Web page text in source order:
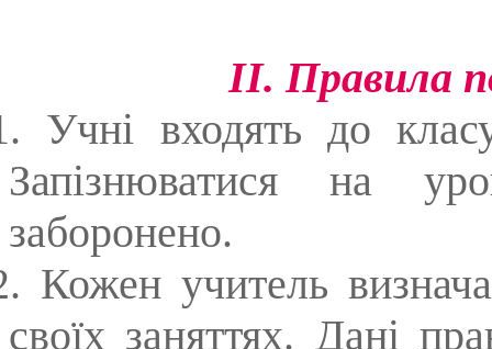
ІІ. Правила
Учні входять до
Запізнюватися на
заборонено.
Кожен учитель
своїх заняттях. Дані